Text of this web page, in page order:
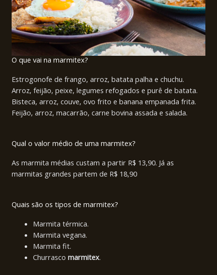
O que vai na marmitex?
Estrogonofe de frango, arroz, batata palha e chuchu.
Arroz, feijão, peixe, legumes refogados e purê de batata.
Bisteca, arroz, couve, ovo frito e banana empanada frita.
Feijão, arroz, macarrão, carne bovina assada e salada.
Qual o valor médio de uma marmitex?
As marmita médias custam a partir R$ 13,90. Já as
marmitas grandes partem de R$ 18,90
Quais são os tipos de marmitex?
Marmita térmica.
Marmita vegana.
Marmita fit.
Churrasco marmitex.